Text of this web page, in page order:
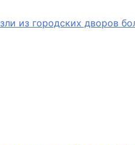
из городских дворов